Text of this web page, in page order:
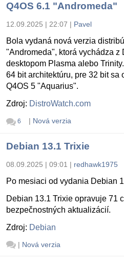
Q4OS 6.1 "Andromeda"
12.09.2025 | 22:07 | Pavel
Bola vydaná nová verzia
"Andromeda", ktorá vychádza z
desktopom Plasma alebo
64 bit architektúru, pre 32 bit sa
Q4OS 5 "Aquarius".
Zdroj: DistroWatch.com
6 | Nová verzia
Debian 13.1 Trixie
08.09.2025 | 09:01 | redhawk1975
Po mesiaci od vydania Debian
Debian 13.1 Trixie opravuje 71
bezpečnostných aktualizácií.
Zdroj: Debian
| Nová verzia